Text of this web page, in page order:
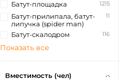
Батут-площадка 1215
Батут-прилипала, батут-
липучка (spider man)
11
Батут-скалодром 116
Показать все
Вместимость (чел)